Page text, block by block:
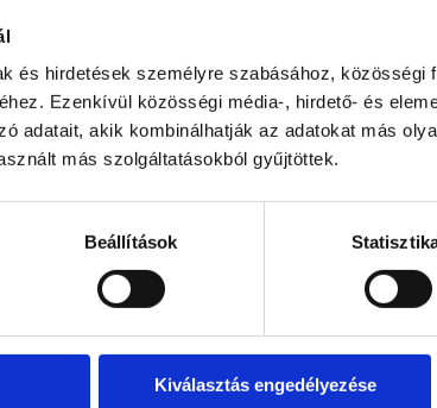
és hirdetések személyre szabásához, közösségi
Ezenkívül közösségi média-, hirdető- és
adatait, akik kombinálhatják az adatokat más
más szolgáltatásokból gyűjtöttek.
Beállítások
Kiválasztás engedélyezése